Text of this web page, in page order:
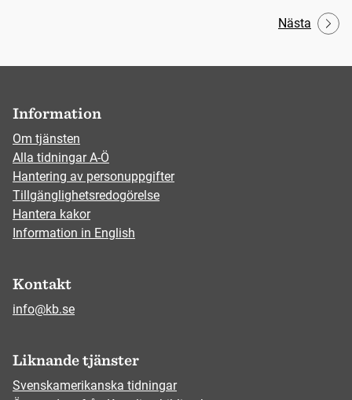
Nästa
Information
Om tjänsten
Alla tidningar A-Ö
Hantering av personuppgifter
Tillgänglighetsredogörelse
Hantera kakor
Information in English
Kontakt
info@kb.se
Liknande tjänster
Svenskamerikanska tidningar